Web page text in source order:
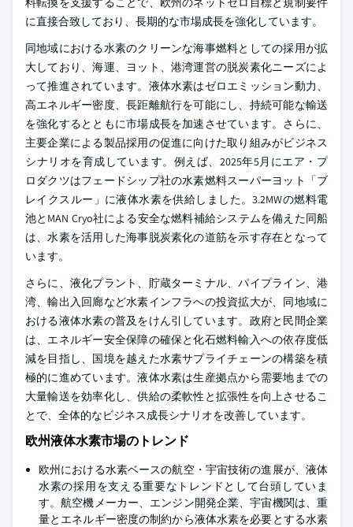
に直接合致しており、長期的な市場成長を強化しています。
同地域における水素のクリーンな海事燃料としての採用が拡
大しており、海運、ヨット、港湾運営の脱炭素化ニーズによ
って推進されています。液体水素はゼロエミッション動力、
高エネルギー密度、長距離航行を可能にし、持続可能な輸送
を強化するとともに市場成長を加速させています。さらに、
主要企業による製品採用の促進に向けた取り組みがビジネス
シナリオを育成しています。例えば、2025年5月にエア・プ
ロダクツはフェードシップ社の水素燃料スーパーヨット「ブ
レイクスルー」に液体水素を供給しました。3.2MWの燃料電
池とMAN Cryo社による安全な燃料補給システムを備えた同船
は、水素を活用した海事脱炭素化の道筋を示す存在となって
います。
さらに、液化プラント、貯蔵ターミナル、パイプライン、港
湾、輸出入回廊など水素インフラへの投資拡大が、同地域に
おける液体水素の普及をけん引しています。政府と民間企業
は、エネルギー安全保障の確保と化石燃料輸入への依存度低
減を目指し、国境を越えた水素サプライチェーンの構築を積
極的に進めています。液体水素は生産拠点から需要地までの
大量輸送を効率化し、供給の柔軟性と拡張性を向上させるこ
とで、全体的なビジネス成長シナリオを改善しています。
欧州液体水素市場のトレンド
欧州における水素ベースの航空・宇宙技術の進展が、液体
水素の採用を支える重要なトレンドとして台頭していま
す。航空機メーカー、エンジン開発企業、宇宙機関は、重
量とエネルギー密度の制約から液体水素を必要とする水素